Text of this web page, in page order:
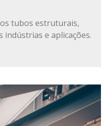
tubos estruturais,
indústrias e aplicações.